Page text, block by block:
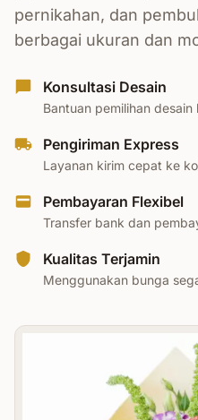
pernikahan, dan
berbagai ukuran dan
Konsultasi Desain
Bantuan pemilihan
Pengiriman Express
Layanan kirim cepat ke
Pembayaran Flexibel
Transfer bank dan
Kualitas Terjamin
Menggunakan bunga